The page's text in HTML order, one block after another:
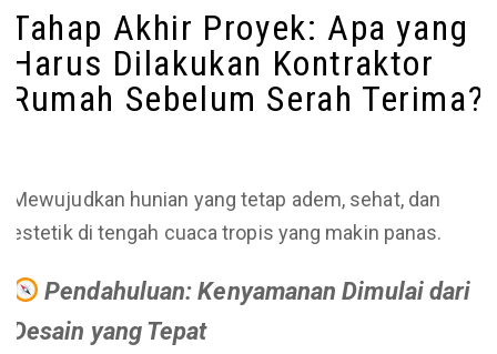
Tahap Akhir Proyek: Apa yang
Harus Dilakukan Kontraktor
Rumah Sebelum Serah Terima?
Mewujudkan hunian yang tetap adem, sehat, dan
estetik di tengah cuaca tropis yang makin panas.
Pendahuluan: Kenyamanan Dimulai dari
Desain yang Tepat